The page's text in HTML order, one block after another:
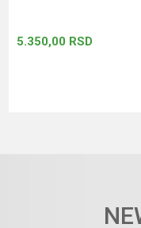
5.350,00 RSD